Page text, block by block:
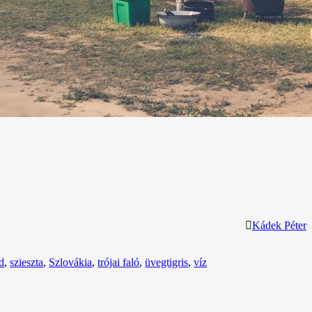
Kádek Péter
,szieszta, Szlovákia,trójai faló,üvegtigris,víz